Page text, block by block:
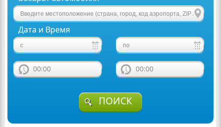
Дата и Время
00:00 00:00
ПОИСК